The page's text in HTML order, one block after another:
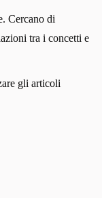
Cercano di
tra i concetti e
gli articoli